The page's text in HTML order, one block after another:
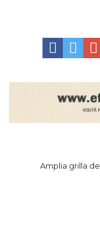
Amplia grilla